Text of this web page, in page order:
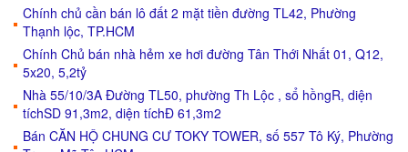
Chính chủ cần bán lô đất 2 mặt tiền đường TL42, Phường
Thạnh lộc, TP.HCM
Chính Chủ bán nhà hẻm xe hơi đường Tân Thới Nhất 01, Q12,
5x20, 5,2tỷ
Nhà 55/10/3A Đường TL50, phường Th Lộc , sổ hồngR, diện
tíchSD 91,3m2, diện tíchĐ 61,3m2
Bán CĂN HỘ CHUNG CƯ TOKY TOWER, số 557 Tô Ký, Phường